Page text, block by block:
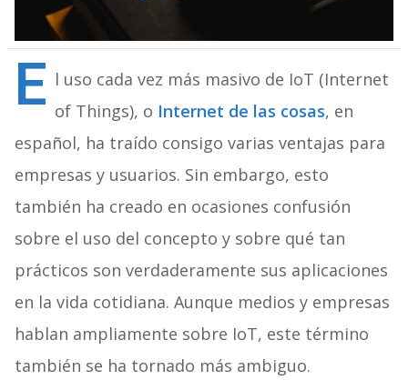
E l uso cada vez más masivo de IoT (Internet
of Things), o Internet de las cosas, en
español, ha traído consigo varias ventajas para
empresas y usuarios. Sin embargo, esto
también ha creado en ocasiones confusión
sobre el uso del concepto y sobre qué tan
prácticos son verdaderamente sus aplicaciones
en la vida cotidiana. Aunque medios y empresas
hablan ampliamente sobre IoT, este término
también se ha tornado más ambiguo.